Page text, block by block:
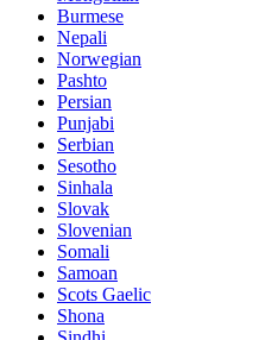
Burmese
Nepali
Norwegian
Pashto
Persian
Punjabi
Serbian
Sesotho
Sinhala
Slovak
Slovenian
Somali
Samoan
Scots Gaelic
Shona